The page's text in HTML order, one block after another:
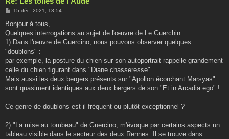
M
s
a
g
15 déc. 2021, 13:54
Bonjour à tous,
Quelques interrogations au sujet de l'œuvre de Le Guerchin :
1) Dans l'œuvre de Guercino, nous pouvons observer quelques
"doublons" :
par exemple, la posture du chien sur son autoportrait rappelle grandement
celle du chien figurant dans "Diane chasseresse".
Mais aussi les deux bergers présents sur "Apollon écorchant Marsyas"
sont quasiment identiques aux deux bergers de son "Et in Arcadia ego" !
Ce genre de doublons est-il fréquent ou plutôt exceptionnel ?
2) "La mise au tombeau" de Guercino, m'évoque par certains aspects un
tableau visible dans le secteur des deux Rennes. Il se trouve dans